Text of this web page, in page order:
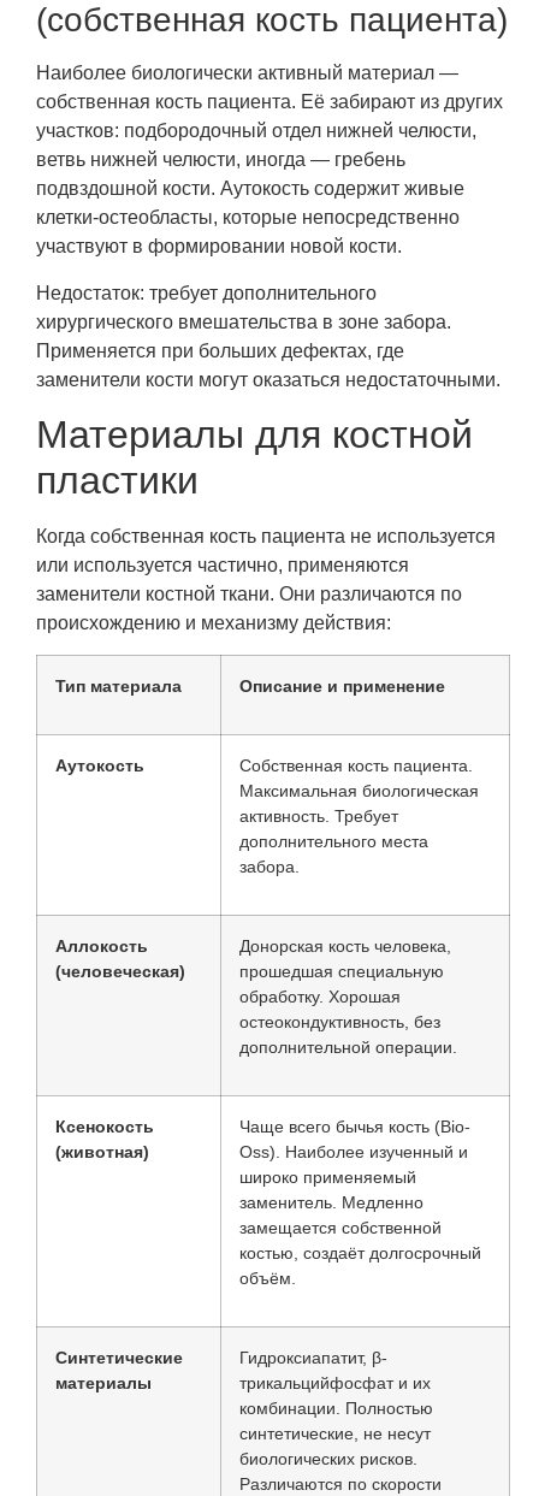
(собственная кость пациента)
Наиболее биологически активный материал —
собственная кость пациента. Её забирают из других
участков: подбородочный отдел нижней челюсти,
ветвь нижней челюсти, иногда — гребень
подвздошной кости. Аутокость содержит живые
клетки-остеобласты, которые непосредственно
участвуют в формировании новой кости.
Недостаток: требует дополнительного
хирургического вмешательства в зоне забора.
Применяется при больших дефектах, где
заменители кости могут оказаться недостаточными.
Материалы для костной
пластики
Когда собственная кость пациента не используется
или используется частично, применяются
заменители костной ткани. Они различаются по
происхождению и механизму действия:
Тип материала Описание и применение
Аутокость
Собственная кость пациента.
Максимальная биологическая
активность. Требует
дополнительного места
забора.
Аллокость
(человеческая)
Донорская кость человека,
прошедшая специальную
обработку. Хорошая
остеокондуктивность, без
дополнительной операции.
Ксенокость
(животная)
Чаще всего бычья кость (Bio-
Oss). Наиболее изученный и
широко применяемый
заменитель. Медленно
замещается собственной
костью, создаёт долгосрочный
объём.
Синтетические
материалы
Гидроксиапатит, β-
трикальцийфосфат и их
комбинации. Полностью
синтетические, не несут
биологических рисков.
Различаются по скорости